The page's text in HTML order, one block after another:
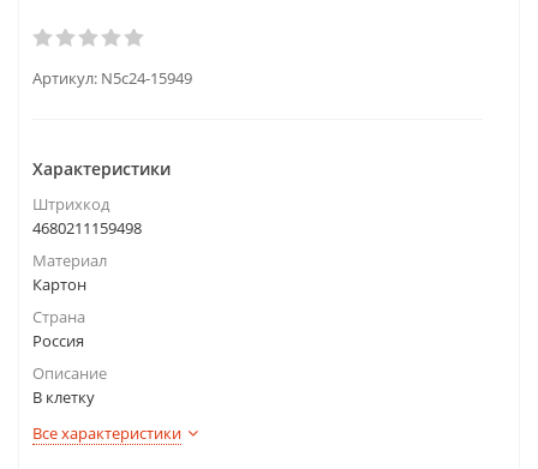
Артикул: N5c24-15949
Характеристики
Штрихкод
4680211159498
Материал
Картон
Страна
Россия
Описание
В клетку
Все характеристики